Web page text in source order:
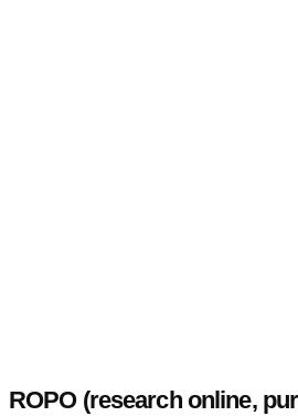
ROPO (research online,